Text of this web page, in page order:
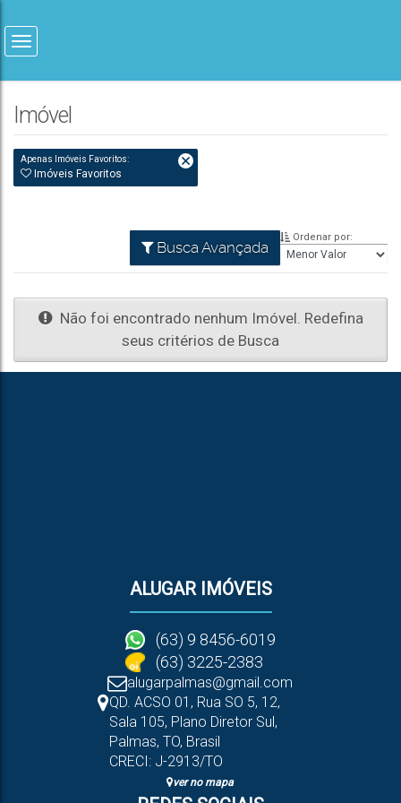
Imóvel
Apenas Imóveis Favoritos:
Imóveis Favoritos
Busca Avançada
Ordenar por:
Não foi encontrado nenhum Imóvel. Redefina
seus critérios de Busca
ALUGAR IMÓVEIS
(63) 9 8456-6019
(63) 3225-2383
alugarpalmas@gmail.com
QD. ACSO 01, Rua SO 5, 12,
Sala 105, Plano Diretor Sul,
Palmas, TO, Brasil
CRECI: J-2913/TO
ver no mapa